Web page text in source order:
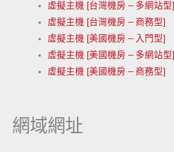
虛擬主機 [台灣機房 – 多網站型]
虛擬主機 [台灣機房 – 商務型]
虛擬主機 [美國機房 – 入門型]
虛擬主機 [美國機房 – 多網站型]
虛擬主機 [美國機房 – 商務型]
網域網址